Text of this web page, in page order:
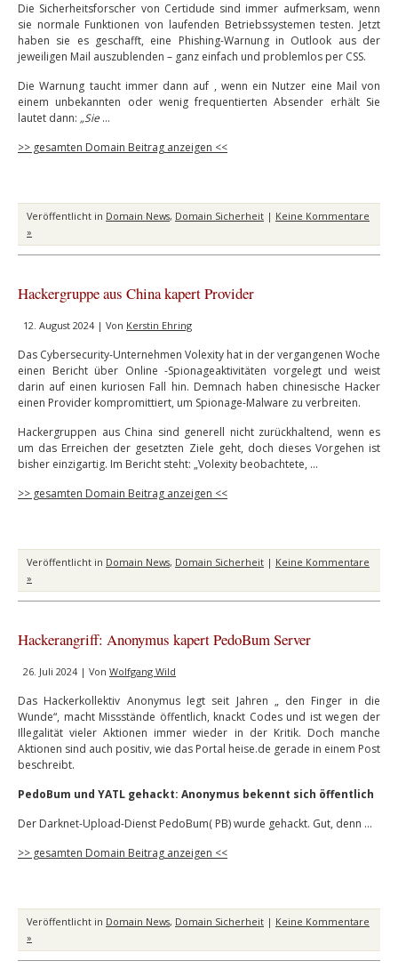
Die Sicherheitsforscher von Certidude sind immer aufmerksam, wenn
sie normale Funktionen von laufenden Betriebssystemen testen. Jetzt
haben sie es geschafft, eine Phishing-Warnung in Outlook aus der
jeweiligen Mail auszublenden – ganz einfach und problemlos per CSS.
Die Warnung taucht immer dann auf , wenn ein Nutzer eine Mail von
einem unbekannten oder wenig frequentierten Absender erhält Sie
lautet dann: „Sie …
>> gesamten Domain Beitrag anzeigen <<
Veröffentlicht in Domain News, Domain Sicherheit | Keine Kommentare
»
Hackergruppe aus China kapert Provider
12. August 2024 | Von Kerstin Ehring
Das Cybersecurity-Unternehmen Volexity hat in der vergangenen Woche
einen Bericht über Online -Spionageaktivitäten vorgelegt und weist
darin auf einen kuriosen Fall hin. Demnach haben chinesische Hacker
einen Provider kompromittiert, um Spionage-Malware zu verbreiten.
Hackergruppen aus China sind generell nicht zurückhaltend, wenn es
um das Erreichen der gesetzten Ziele geht, doch dieses Vorgehen ist
bisher einzigartig. Im Bericht steht: „Volexity beobachtete, …
>> gesamten Domain Beitrag anzeigen <<
Veröffentlicht in Domain News, Domain Sicherheit | Keine Kommentare
»
Hackerangriff: Anonymus kapert PedoBum Server
26. Juli 2024 | Von Wolfgang Wild
Das Hackerkollektiv Anonymus legt seit Jahren „ den Finger in die
Wunde“, macht Missstände öffentlich, knackt Codes und ist wegen der
Illegalität vieler Aktionen immer wieder in der Kritik. Doch manche
Aktionen sind auch positiv, wie das Portal heise.de gerade in einem Post
beschreibt.
PedoBum und YATL gehackt: Anonymus bekennt sich öffentlich
Der Darknet-Upload-Dienst PedoBum( PB) wurde gehackt. Gut, denn …
>> gesamten Domain Beitrag anzeigen <<
Veröffentlicht in Domain News, Domain Sicherheit | Keine Kommentare
»